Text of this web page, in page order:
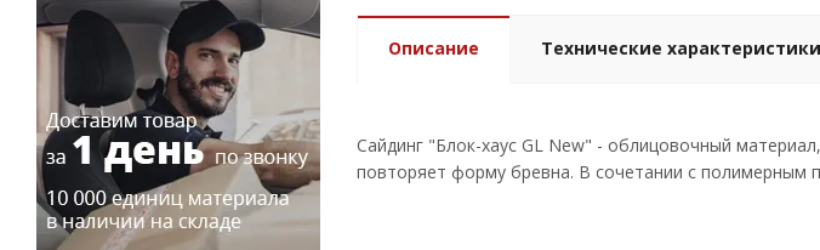
Описание Технические характеристики
Сайдинг "Блок-хаус GL New" - облицовочный
повторяет форму бревна. В сочетании с полимерным